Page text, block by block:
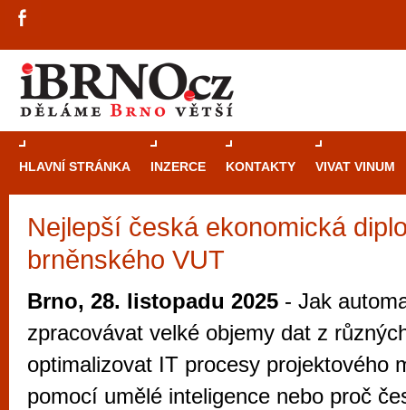
HLAVNÍ STRÁNKA INZERCE KONTAKTY VIVAT VINUM
Nejlepší česká ekonomická
brněnského VUT
Brno, 28. listopadu 2025 - Jak
zpracovávat velké objemy dat z
optimalizovat IT procesy projektového
pomocí umělé inteligence nebo proč
Průvodce
Brno je
zajímavé
restaurace,
Mimo jiné je ale také místem, kde si